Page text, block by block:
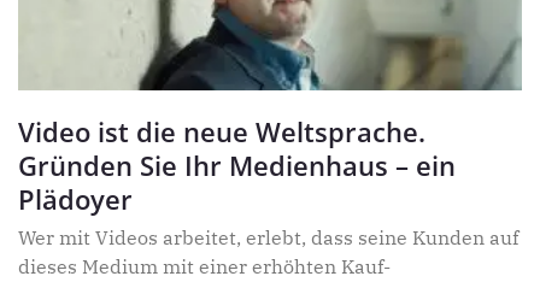
Video ist die neue Weltsprache.
Gründen Sie Ihr Medienhaus – ein
Plädoyer
Wer mit Videos arbeitet, erlebt, dass seine Kunden auf
dieses Medium mit einer erhöhten Kauf-